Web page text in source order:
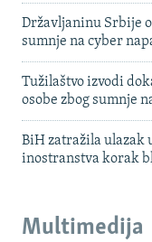
Državljaninu Srbije
sumnje na cyber
Tužilaštvo izvodi
osobe zbog sumnje
BiH zatražila ulazak
inostranstva korak
Multimedija